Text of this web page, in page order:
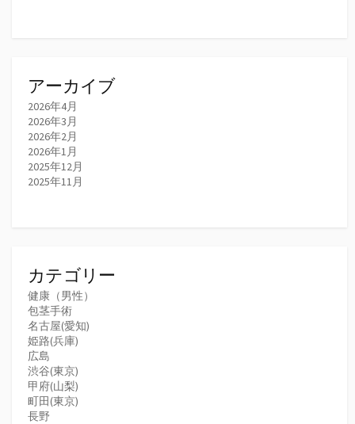
アーカイブ
2026年4月
2026年3月
2026年2月
2026年1月
2025年12月
2025年11月
カテゴリー
健康（男性）
包茎手術
名古屋(愛知)
姫路(兵庫)
広島
渋谷(東京)
甲府(山梨)
町田(東京)
長野